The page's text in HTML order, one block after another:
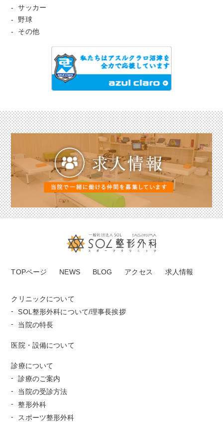
サッカー
野球
その他
TOPページ NEWS BLOG アクセス 求人情報
クリニックについて
SOL整形外科について/理事長挨拶
当院の特長
医院・設備について
診療について
診療のご案内
当院の受診方法
整形外科
スポーツ整形外科